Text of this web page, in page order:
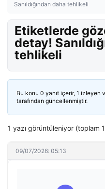
Sanıldığından daha tehlikeli
Etiketlerde
detay!
tehlikeli
Bu konu 0 yanıt içerir, 1 izleyen
tarafından güncellenmiştir.
1 yazı görüntüleniyor (toplam
09/07/2026: 05:13